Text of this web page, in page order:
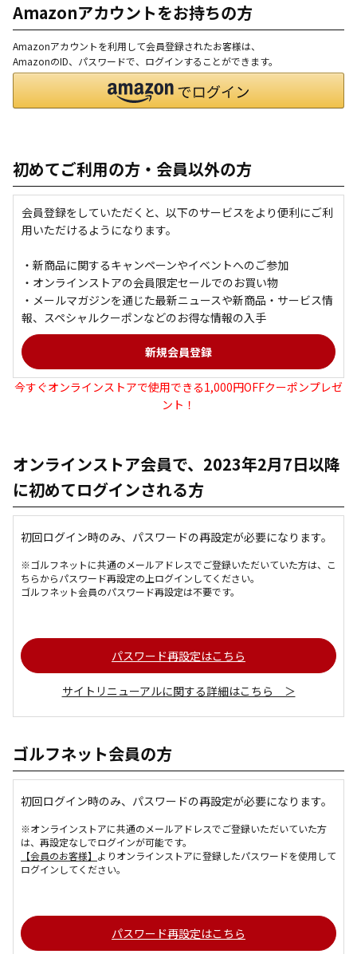
Amazonアカウントをお持ちの方
Amazonアカウントを利用して会員登録されたお客様は、
AmazonのID、パスワードで、ログインすることができます。
初めてご利用の方・会員以外の方
会員登録をしていただくと、以下のサービスをより便利にご利
用いただけるようになります。
・新商品に関するキャンペーンやイベントへのご参加
・オンラインストアの会員限定セールでのお買い物
・メールマガジンを通じた最新ニュースや新商品・サービス情
報、スペシャルクーポンなどのお得な情報の入手
今すぐオンラインストアで使用できる1,000円OFFクーポンプレゼ
ント！
オンラインストア会員で、2023年2月7日以降
に初めてログインされる方
初回ログイン時のみ、パスワードの再設定が必要になります。
※ゴルフネットに共通のメールアドレスでご登録いただいていた方は、こ
ちらからパスワード再設定の上ログインしてください。
ゴルフネット会員のパスワード再設定は不要です。
パスワード再設定はこちら
サイトリニューアルに関する詳細はこちら ＞
ゴルフネット会員の方
初回ログイン時のみ、パスワードの再設定が必要になります。
※オンラインストアに共通のメールアドレスでご登録いただいていた方
は、再設定なしでログインが可能です。
【会員のお客様】 よりオンラインストアに登録したパスワードを使用して
ログインしてください。
パスワード再設定はこちら